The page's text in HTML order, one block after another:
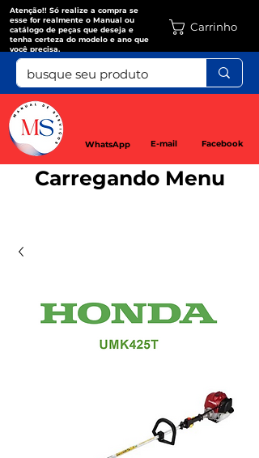
Atenção!! Só realize a compra se
esse for realmente o Manual ou
catálogo de peças que deseja e
tenha certeza do modelo e ano que
você precisa.
WhatsApp E-mail Facebook
Carrinho
Carregando Menu